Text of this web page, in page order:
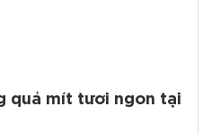
quả mít tươi ngon tại